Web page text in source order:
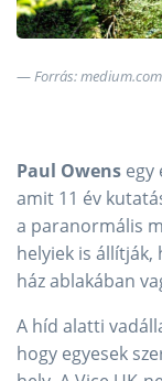
Forrás: medium.com
Paul Owens egy
amit 11 év
a paranormális
helyiek is
ház ablakában
A híd alatti
hogy egyesek